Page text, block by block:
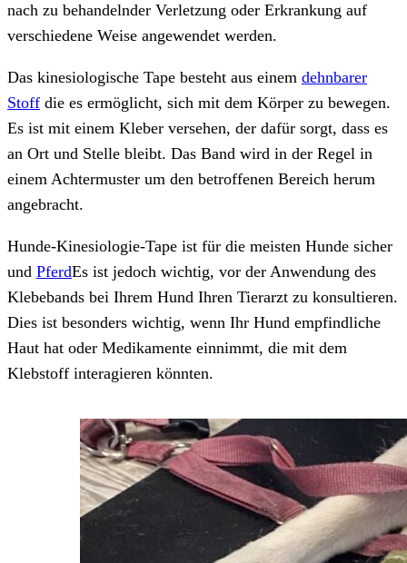
nach zu behandelnder Verletzung oder Erkrankung auf
verschiedene Weise angewendet werden.
Das kinesiologische Tape besteht aus einem dehnbarer
Stoff die es ermöglicht, sich mit dem Körper zu bewegen.
Es ist mit einem Kleber versehen, der dafür sorgt, dass es
an Ort und Stelle bleibt. Das Band wird in der Regel in
einem Achtermuster um den betroffenen Bereich herum
angebracht.
Hunde-Kinesiologie-Tape ist für die meisten Hunde sicher
und PferdEs ist jedoch wichtig, vor der Anwendung des
Klebebands bei Ihrem Hund Ihren Tierarzt zu konsultieren.
Dies ist besonders wichtig, wenn Ihr Hund empfindliche
Haut hat oder Medikamente einnimmt, die mit dem
Klebstoff interagieren könnten.